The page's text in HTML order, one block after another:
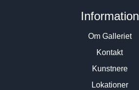
Information
Om Galleriet
Kontakt
Kunstnere
Lokationer